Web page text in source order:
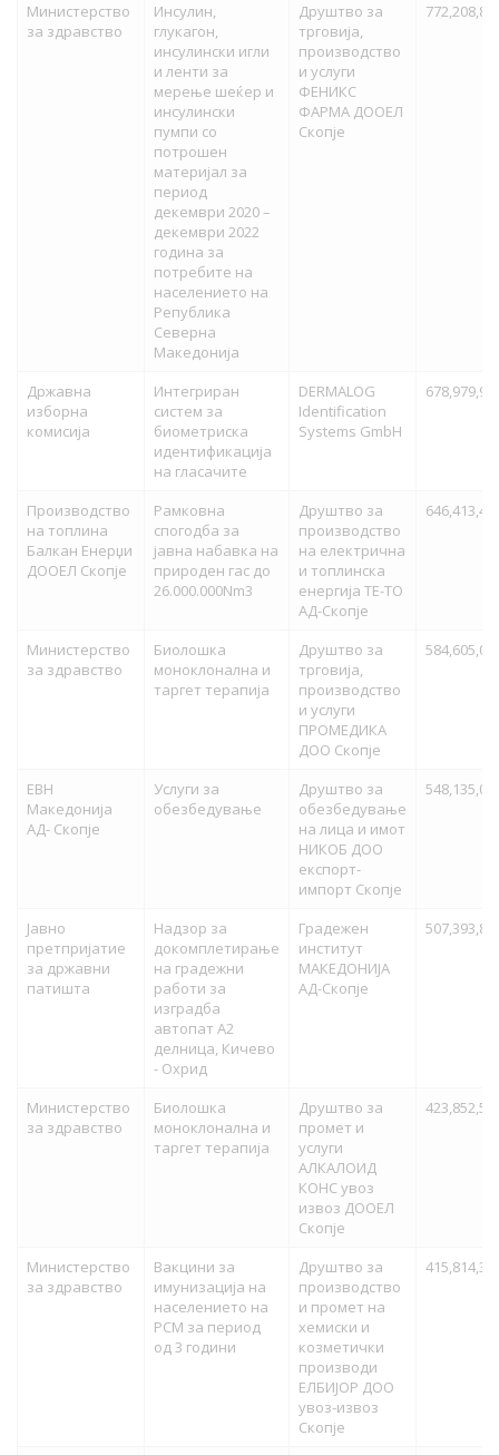
Министерство
за здравство
Инсулин,
глукагон,
инсулински игли
и ленти за
мерење шеќер и
инсулински
пумпи со
потрошен
материјал за
период
декември 2020 –
декември 2022
година за
потребите на
населението на
Република
Северна
Македонија
Друштво за
трговија,
производство
и услуги
ФЕНИКС
ФАРМА ДООЕЛ
Скопје
Државна
изборна
комисија
Интегриран
систем за
биометриска
идентификација
на гласачите
DERMALOG
Identification
Systems GmbH
Производство
на топлина
Балкан Енерџи
ДООЕЛ Скопје
Рамковна
спогодба за
јавна набавка на
природен гас до
26.000.000Nm3
Друштво за
производство
на електрична
и топлинска
енергија ТЕ-ТО
АД-Скопје
Министерство
за здравство
Биолошка
моноклонална и
таргет терапија
Друштво за
трговија,
производство
и услуги
ПРОМЕДИКА
ДОО Скопје
ЕВН
Македонија
АД- Скопје
Услуги за
обезбедување
Друштво за
обезбедување
на лица и имот
НИКОБ ДОО
експорт-
импорт Скопје
Јавно
претпријатие
за државни
патишта
Надзор за
докомплетирање
на градежни
работи за
изградба
автопат А2
делница, Кичево
- Охрид
Градежен
институт
МАКЕДОНИЈА
АД-Скопје
Министерство
за здравство
Биолошка
моноклонална и
таргет терапија
Друштво за
промет и
услуги
АЛКАЛОИД
КОНС увоз
извоз ДООЕЛ
Скопје
Министерство
за здравство
Вакцини за
имунизација на
населението на
РСМ за период
од 3 години
Друштво за
производство
и промет на
хемиски и
козметички
производи
ЕЛБИЈОР ДОО
увоз-извоз
Скопје